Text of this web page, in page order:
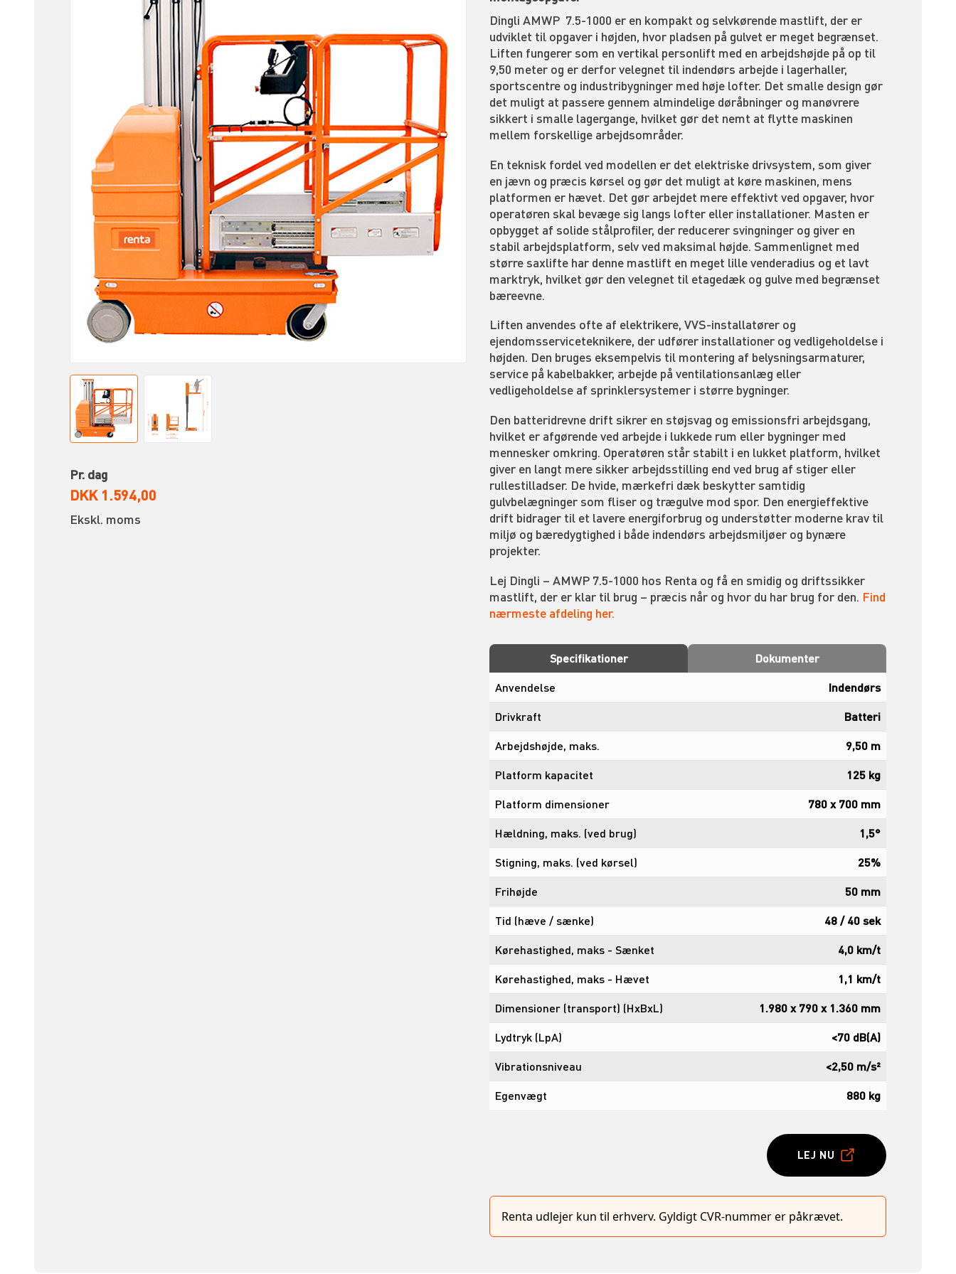
Pr. dag
DKK 1.594,00
Ekskl. moms
Dingli AMWP 7.5-1000 er en kompakt og selvkørende mastlift, der er
udviklet til opgaver i højden, hvor pladsen på gulvet er meget begrænset.
Liften fungerer som en vertikal personlift med en arbejdshøjde på op til
9,50 meter og er derfor velegnet til indendørs arbejde i lagerhaller,
sportscentre og industribygninger med høje lofter. Det smalle design gør
det muligt at passere gennem almindelige døråbninger og manøvrere
sikkert i smalle lagergange, hvilket gør det nemt at flytte maskinen
mellem forskellige arbejdsområder.
En teknisk fordel ved modellen er det elektriske drivsystem, som giver
en jævn og præcis kørsel og gør det muligt at køre maskinen, mens
platformen er hævet. Det gør arbejdet mere effektivt ved opgaver, hvor
operatøren skal bevæge sig langs lofter eller installationer. Masten er
opbygget af solide stålprofiler, der reducerer svingninger og giver en
stabil arbejdsplatform, selv ved maksimal højde. Sammenlignet med
større saxlifte har denne mastlift en meget lille venderadius og et lavt
marktryk, hvilket gør den velegnet til etagedæk og gulve med begrænset
bæreevne.
Liften anvendes ofte af elektrikere, VVS-installatører og
ejendomsserviceteknikere, der udfører installationer og vedligeholdelse i
højden. Den bruges eksempelvis til montering af belysningsarmaturer,
service på kabelbakker, arbejde på ventilationsanlæg eller
vedligeholdelse af sprinklersystemer i større bygninger.
Den batteridrevne drift sikrer en støjsvag og emissionsfri arbejdsgang,
hvilket er afgørende ved arbejde i lukkede rum eller bygninger med
mennesker omkring. Operatøren står stabilt i en lukket platform, hvilket
giver en langt mere sikker arbejdsstilling end ved brug af stiger eller
rullestilladser. De hvide, mærkefri dæk beskytter samtidig
gulvbelægninger som fliser og trægulve mod spor. Den energieffektive
drift bidrager til et lavere energiforbrug og understøtter moderne krav til
miljø og bæredygtighed i både indendørs arbejdsmiljøer og bynære
projekter.
Lej Dingli – AMWP 7.5-1000 hos Renta og få en smidig og driftssikker
mastlift, der er klar til brug – præcis når og hvor du har brug for den. Find
nærmeste afdeling her.
Specifikationer
Dokumenter
Anvendelse
Indendørs
Drivkraft
Batteri
Arbejdshøjde, maks.
9,50 m
Platform kapacitet
125 kg
Platform dimensioner
780 x 700 mm
Hældning, maks. (ved brug)
1,5°
Stigning, maks. (ved kørsel)
25%
Frihøjde
50 mm
Tid (hæve / sænke)
48 / 40 sek
Kørehastighed, maks - Sænket
4,0 km/t
Kørehastighed, maks - Hævet
1,1 km/t
Dimensioner (transport) (HxBxL)
1.980 x 790 x 1.360 mm
Lydtryk (LpA)
<70 dB(A)
Vibrationsniveau
<2,50 m/s²
Egenvægt
880 kg
LEJ NU
Renta udlejer kun til erhverv. Gyldigt CVR-nummer er påkrævet.